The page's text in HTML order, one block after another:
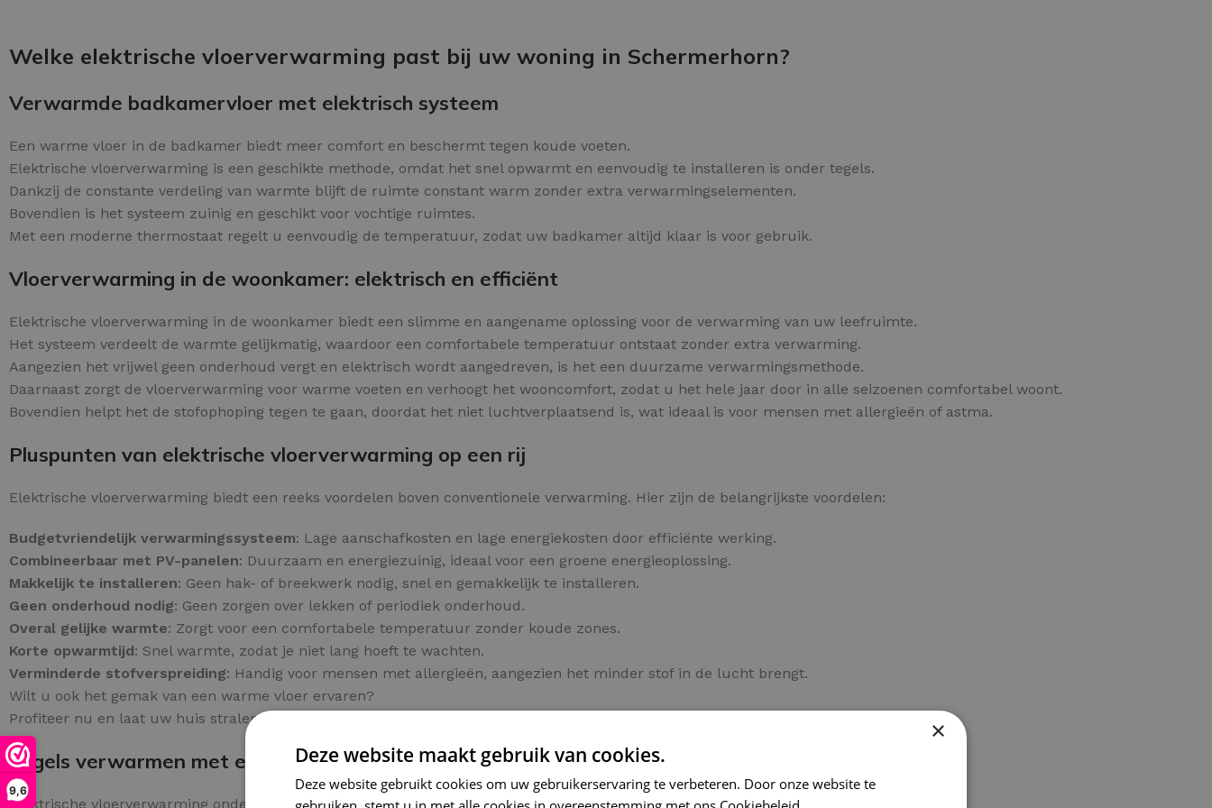
9,6
Gietvloer Epoxy
Welke elektrische vloerverwarming past bij uw woning in Schermerhorn?
Verwarmde badkamervloer met elektrisch systeem
Een warme vloer in de badkamer biedt meer comfort en beschermt tegen koude voeten.
Elektrische vloerverwarming is een geschikte methode, omdat het snel opwarmt en eenvoudig te installeren is onder tegels.
Dankzij de constante verdeling van warmte blijft de ruimte constant warm zonder extra verwarmingselementen.
Bovendien is het systeem zuinig en geschikt voor vochtige ruimtes.
Met een moderne thermostaat regelt u eenvoudig de temperatuur, zodat uw badkamer altijd klaar is voor gebruik.
Vloerverwarming in de woonkamer: elektrisch en efficiënt
Elektrische vloerverwarming in de woonkamer biedt een slimme en aangename oplossing voor de verwarming van uw leefruimte.
Het systeem verdeelt de warmte gelijkmatig, waardoor een comfortabele temperatuur ontstaat zonder extra verwarming.
Aangezien het vrijwel geen onderhoud vergt en elektrisch wordt aangedreven, is het een duurzame verwarmingsmethode.
Daarnaast zorgt de vloerverwarming voor warme voeten en verhoogt het wooncomfort, zodat u het hele jaar door in alle seizoenen comfortabel woont.
Bovendien helpt het de stofophoping tegen te gaan, doordat het niet luchtverplaatsend is, wat ideaal is voor mensen met allergieën of astma.
Pluspunten van elektrische vloerverwarming op een rij
Elektrische vloerverwarming biedt een reeks voordelen boven conventionele verwarming. Hier zijn de belangrijkste voordelen:
Budgetvriendelijk verwarmingssysteem: Lage aanschafkosten en lage energiekosten door efficiënte werking.
Combineerbaar met PV-panelen: Duurzaam en energiezuinig, ideaal voor een groene energieoplossing.
Makkelijk te installeren: Geen hak- of breekwerk nodig, snel en gemakkelijk te installeren.
Geen onderhoud nodig: Geen zorgen over lekken of periodiek onderhoud.
Overal gelijke warmte: Zorgt voor een comfortabele temperatuur zonder koude zones.
Korte opwarmtijd: Snel warmte, zodat je niet lang hoeft te wachten.
Verminderde stofverspreiding: Handig voor mensen met allergieën, aangezien het minder stof in de lucht brengt.
Wilt u ook het gemak van een warme vloer ervaren?
Profiteer nu en laat uw huis stralen van warmte.
Tegels verwarmen met elektrische vloerverwarming
Elektrische vloerverwarming onder tegels biedt een efficiënte en comfortabele manier om uw ruimte te verwarmen.
×
Deze website maakt gebruik van cookies.
Deze website gebruikt cookies om uw gebruikerservaring te verbeteren. Door onze website te